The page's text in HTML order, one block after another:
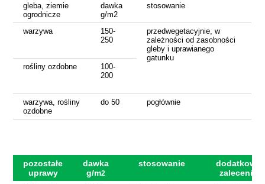
gleba, ziemie
ogrodnicze
dawka
g/m2
stosowanie
warzywa
150-
250
przedwegetacyjnie, w
zależności od zasobności
gleby i uprawianego
gatunku
rośliny ozdobne
100-
200
warzywa, rośliny
ozdobne
do 50 pogłównie
pozostałe
uprawy
dawka
g/m2
stosowanie
dodatkowe
zalecenia